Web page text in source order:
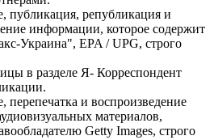
публикация, републикация и
информации, которое содержит
Украина", EPA / UPG, строго
в разделе Я- Корреспондент
и воспроизведение
материалов,
Getty Images, строго